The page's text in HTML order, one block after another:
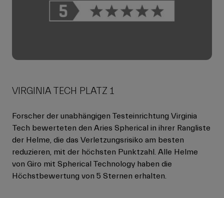
VIRGINIA TECH PLATZ 1
Forscher der unabhängigen Testeinrichtung Virginia
Tech bewerteten den Aries Spherical in ihrer Rangliste
der Helme, die das Verletzungsrisiko am besten
reduzieren, mit der höchsten Punktzahl. Alle Helme
von Giro mit Spherical Technology haben die
Höchstbewertung von 5 Sternen erhalten.